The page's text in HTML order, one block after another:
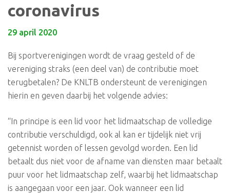
coronavirus
29 april 2020
Bij sportverenigingen wordt de vraag gesteld of de
vereniging straks (een deel van) de contributie moet
terugbetalen? De KNLTB ondersteunt de verenigingen
hierin en geven daarbij het volgende advies:
“In principe is een lid voor het lidmaatschap de volledige
contributie verschuldigd, ook al kan er tijdelijk niet vrij
getennist worden of lessen gevolgd worden. Een lid
betaalt dus niet voor de afname van diensten maar betaalt
puur voor het lidmaatschap zelf, waarbij het lidmaatschap
is aangegaan voor een jaar. Ook wanneer een lid